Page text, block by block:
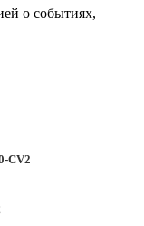
о событиях,
CV2